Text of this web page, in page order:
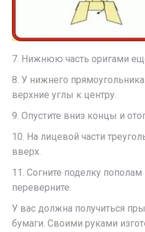
7. Нижнюю часть оригами
8. У нижнего
верхние углы к центру.
9. Опустите вниз концы и
10. На лицевой части
вверх.
11. Согните поделку пополам
переверните.
У вас должна получиться
бумаги. Своими руками